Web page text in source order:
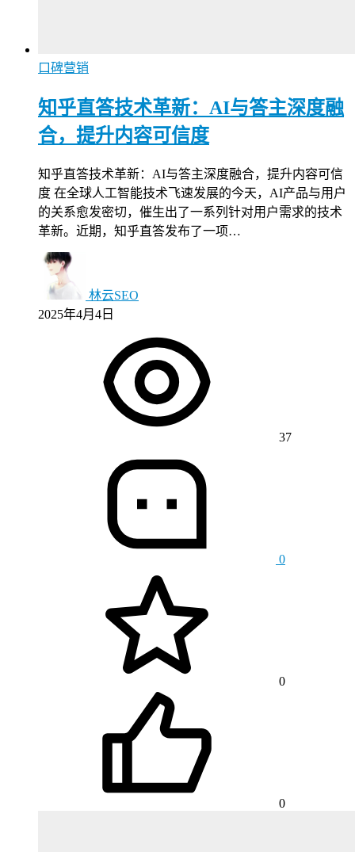
口碑营销
知乎直答技术革新：AI与答主深度融
合，提升内容可信度
知乎直答技术革新：AI与答主深度融合，提升内容可信
度 在全球人工智能技术飞速发展的今天，AI产品与用户
的关系愈发密切，催生出了一系列针对用户需求的技术
革新。近期，知乎直答发布了一项…
林云SEO
2025年4月4日
37
0
0
0